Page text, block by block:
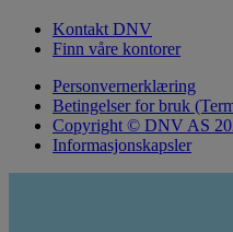
Kontakt DNV
Finn våre kontorer
Personvernerklæring
Betingelser for bruk
Copyright © DNV AS
Informasjonskapsler